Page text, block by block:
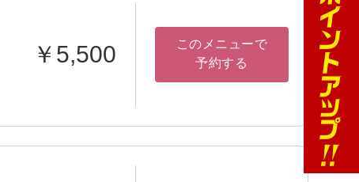
￥5,500
このメニューで
予約する